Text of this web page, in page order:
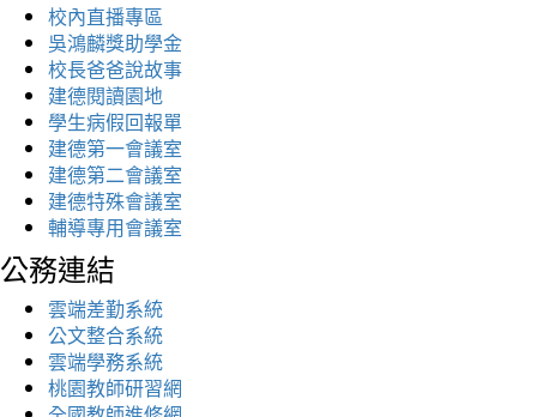
校內直播專區
吳鴻麟獎助學金
校長爸爸說故事
建德閱讀園地
學生病假回報單
建德第一會議室
建德第二會議室
建德特殊會議室
輔導專用會議室
公務連結
雲端差勤系統
公文整合系統
雲端學務系統
桃園教師研習網